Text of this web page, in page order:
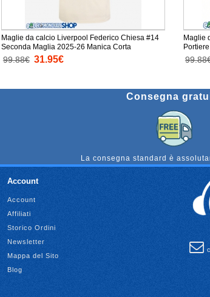
Maglie da calcio Liverpool Federico Chiesa #14
Seconda Maglia 2025-26 Manica Corta
99.88€ 31.95€
Maglie
Consegna
La consegna standard è
Account
Account
Affiliati
Storico Ordini
Newsletter
Mappa del Sito
Blog